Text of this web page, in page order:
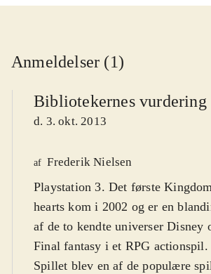
Anmeldelser (1)
Bibliotekernes vurdering
d. 3. okt. 2013
af Frederik Nielsen
Playstation 3. Det første
hearts kom i 2002 og er en
af de to kendte universer Disney
Final fantasy i et RPG actionspil.
Spillet blev en af de populære